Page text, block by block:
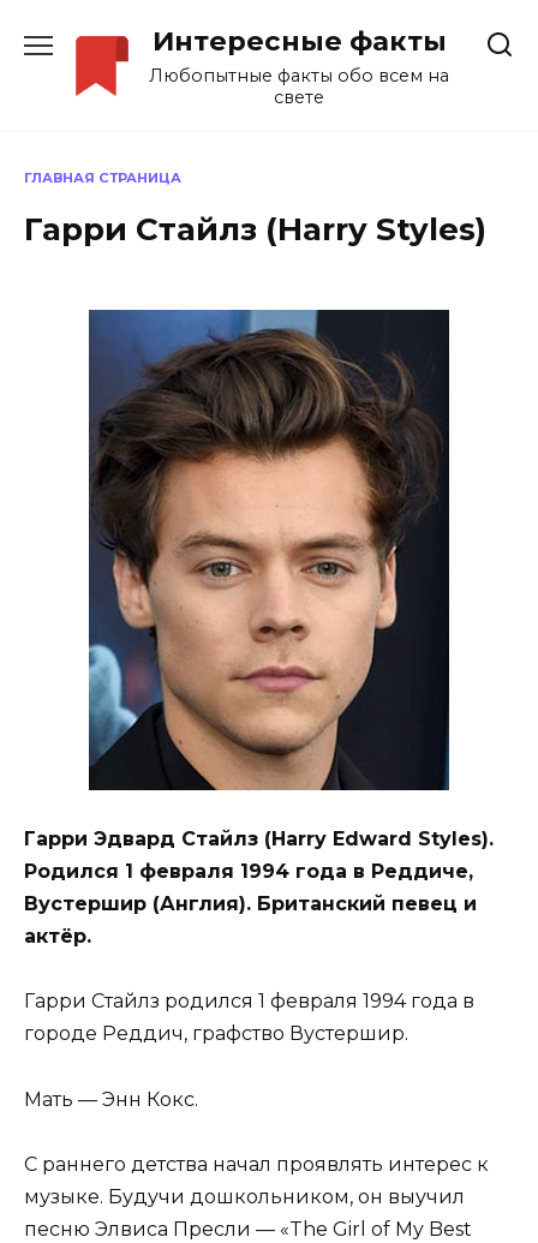
содержанию
Интересные факты
Любопытные факты обо всем на
свете
ГЛАВНАЯ СТРАНИЦА
Гарри Стайлз (Harry Styles)
Гарри Эдвард Стайлз (Harry Edward Styles).
Родился 1 февраля 1994 года в Реддиче,
Вустершир (Англия). Британский певец и
актёр.
Гарри Стайлз родился 1 февраля 1994 года в
городе Реддич, графство Вустершир.
Мать — Энн Кокс.
С раннего детства начал проявлять интерес к
музыке. Будучи дошкольником, он выучил
песню Элвиса Пресли — «The Girl of My Best